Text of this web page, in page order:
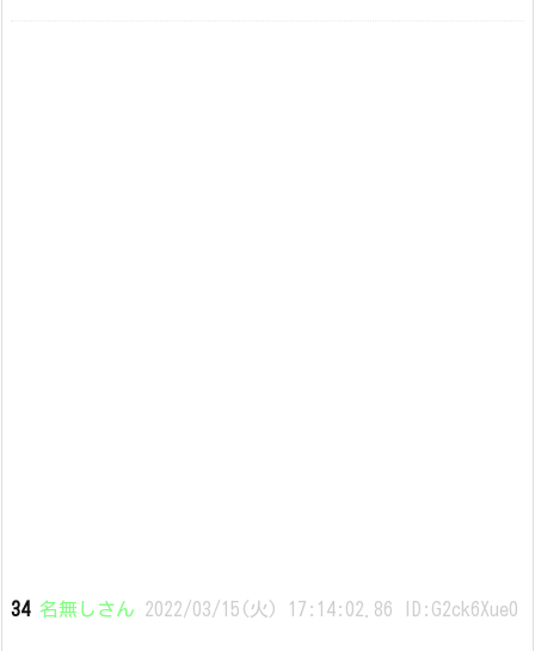
34 名無しさん 2022/03/15(火) 17:14:02.86 ID:G2ck6Xue0